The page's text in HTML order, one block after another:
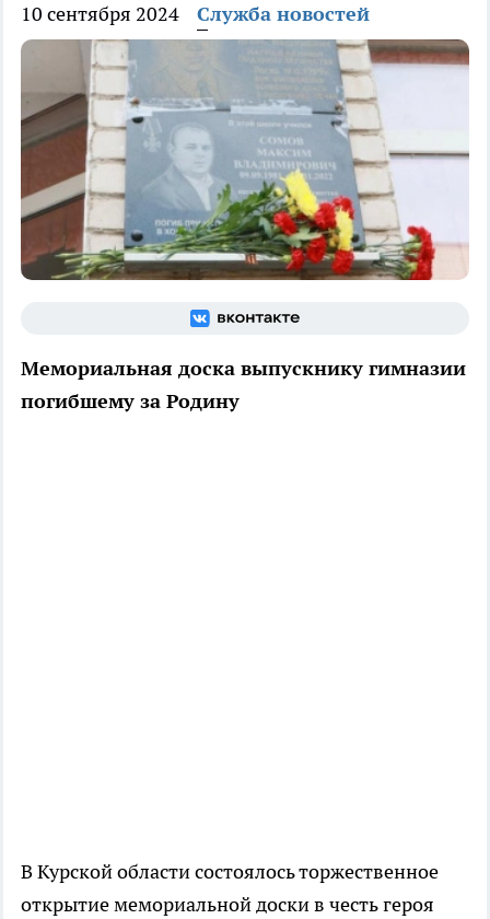
10 сентября 2024 Служба новостей
Мемориальная доска выпускнику гимназии
погибшему за Родину
В Курской области состоялось торжественное
открытие мемориальной доски в честь героя